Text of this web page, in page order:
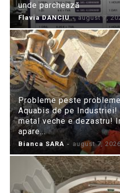
unde parchează
Flavia DANCIU - august 7,
Probleme peste
Aquabis de pe Industriei!
metal veche e dezastru!
apare...
Bianca SARA - august 7,